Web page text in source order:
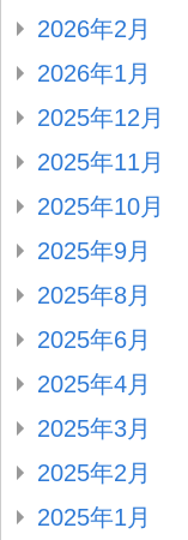
2026年2月
2026年1月
2025年12月
2025年11月
2025年10月
2025年9月
2025年8月
2025年6月
2025年4月
2025年3月
2025年2月
2025年1月